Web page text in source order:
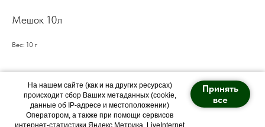
Мешок 10л
Вес: 10 г
Политика конфиденциальности
На нашем сайте (как и на других ресурсах)
происходит сбор Ваших метаданных (cookie,
данные об IP-адресе и местоположении)
Оператором, а также при помощи сервисов
интернет-статистики Яндекс Метрика, LiveInternet
Принять
все